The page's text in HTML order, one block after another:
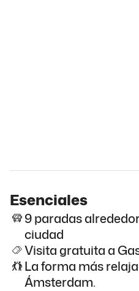
Esenciales
9 paradas
ciudad
Visita gratuita a
La forma más
Ámsterdam.